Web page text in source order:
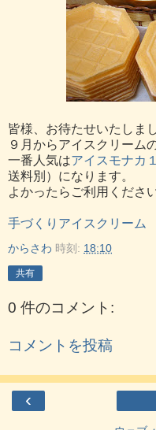
皆様、お待たせいたしま
９月からアイスクリーム
一番人気はアイスモナカ
送料別）になります。
よかったらご利用くださ
手づくりアイスクリーム
からさわ 時刻: 18:10
共有
0 件のコメント:
コメントを投稿
‹